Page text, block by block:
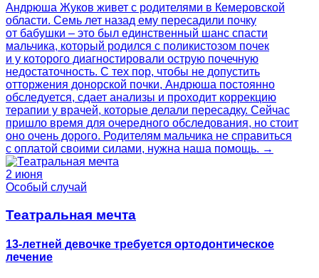
Андрюша Жуков живет с родителями в Кемеровской
области. Семь лет назад ему пересадили почку
от бабушки – это был единственный шанс спасти
мальчика, который родился с поликистозом почек
и у которого диагностировали острую почечную
недостаточность. С тех пор, чтобы не допустить
отторжения донорской почки, Андрюша постоянно
обследуется, сдает анализы и проходит коррекцию
терапии у врачей, которые делали пересадку. Сейчас
пришло время для очередного обследования, но стоит
оно очень дорого. Родителям мальчика не справиться
с оплатой своими силами, нужна наша помощь. →
2 июня
Особый случай
Театральная мечта
13-летней девочке требуется ортодонтическое
лечение